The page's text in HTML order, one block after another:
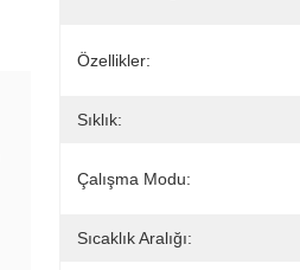
Özellikler:
Sıklık:
Çalışma Modu:
Sıcaklık Aralığı: